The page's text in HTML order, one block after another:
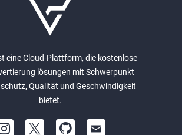
eine Cloud-Plattform, die kostenlose
lösungen mit Schwerpunkt
Qualität und Geschwindigkeit
bietet.